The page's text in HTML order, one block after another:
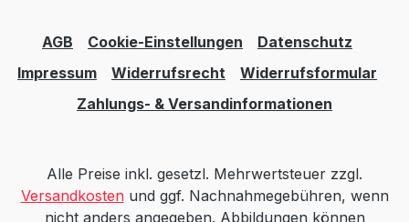
AGB Cookie-Einstellungen
Datenschutz
Impressum
Widerrufsrecht
Widerrufsformular
Zahlungs- & Versandinformationen
Alle Preise inkl. gesetzl. Mehrwertsteuer zzgl.
Versandkostenund ggf. Nachnahmegebühren, wenn
nicht anders angegeben. Abbildungen können